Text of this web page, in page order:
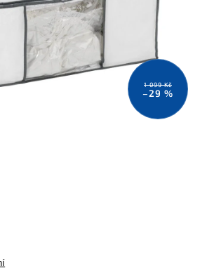
1 099 Kč
–29 %